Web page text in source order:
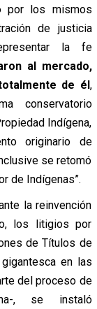
por los mismos
de justicia
la fe
al mercado,
de él,
conservatorio
Indígena,
originario de
se retomó
de Indígenas”.
la reinvención
los litigios por
de Títulos de
en las
del proceso de
, se instaló